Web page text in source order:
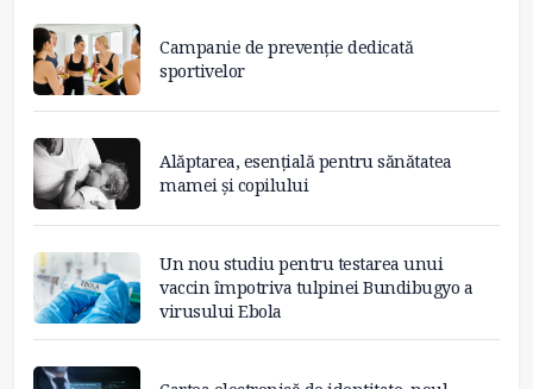
Campanie de prevenție dedicată
sportivelor
Alăptarea, esențială pentru sănătatea
mamei și copilului
Un nou studiu pentru testarea unui
vaccin împotriva tulpinei Bundibugyo a
virusului Ebola